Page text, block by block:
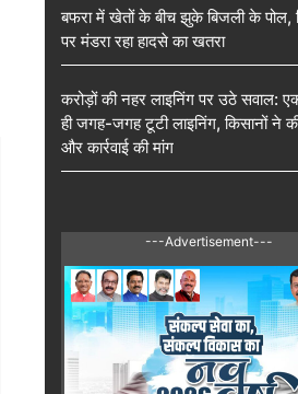
बफरा में खेतों के बीच झुके बिजली के पोल,
पर मंडरा रहा हादसे का खतरा
करोड़ों की नहर लाइनिंग पर उठे सवाल:
ही जगह-जगह टूटी लाइनिंग, किसानों ने
और कार्रवाई की मांग
---Advertisement---